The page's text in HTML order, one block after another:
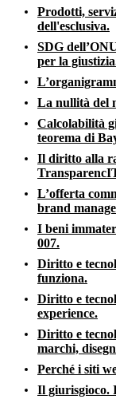
Prodotti,
dell'esclusiva.
SDG
per la
La nullità del
Calcolabilità
teorema di
Il diritto alla
L’offerta
brand
I beni
007.
Diritto e
funziona.
Diritto e
experience.
Diritto e
marchi,
Perché i siti
Il giurisgioco.